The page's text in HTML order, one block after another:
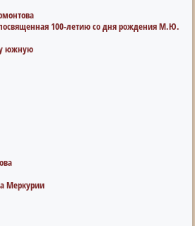
100-летию со дня рождения М.Ю.
южную
Меркурии